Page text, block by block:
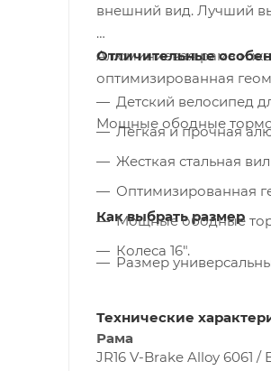
внешний вид. Лучший
Алюминиевая рама и
оптимизированная
Мощные ободные
Отличительные
Детский велосипед
Легкая и прочная
Жесткая стальная
Оптимизированная
Мощные ободные
Колеса 16".
Как выбрать размер
Размер
Технические
Рама
JR16 V-Brake Alloy 6061